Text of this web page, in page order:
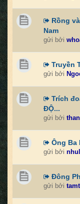
Rồng
Nam
gửi bởi
Truyền
gửi bởi
Trích
ĐỘ...
gửi bởi
Ông Ba
gửi bởi
Đông
gửi bởi